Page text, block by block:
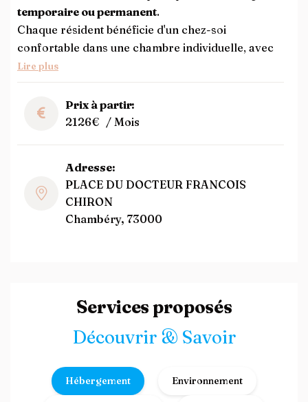
temporaire ou permanent.
Chaque résident bénéficie d'un chez-soi
confortable dans une chambre individuelle, avec
Lire plus
Prix à partir:
2126€ / Mois
Adresse:
PLACE DU DOCTEUR FRANCOIS
CHIRON
Chambéry, 73000
Services proposés
Découvrir & Savoir
Hébergement Environnement